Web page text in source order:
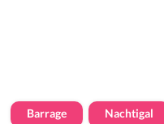
Barrage Nachtigal